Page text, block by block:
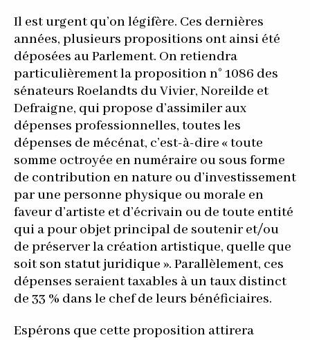
Il est urgent qu’on légifère. Ces dernières
années, plusieurs propositions ont ainsi été
déposées au Parlement. On retiendra
particulièrement la proposition n° 1086 des
sénateurs Roelandts du Vivier, Noreilde et
Defraigne, qui propose d’assimiler aux
dépenses professionnelles, toutes les
dépenses de mécénat, c’est-à-dire « toute
somme octroyée en numéraire ou sous forme
de contribution en nature ou d’investissement
par une personne physique ou morale en
faveur d’artiste et d’écrivain ou de toute entité
qui a pour objet principal de soutenir et/ou
de préserver la création artistique, quelle que
soit son statut juridique ». Parallèlement, ces
dépenses seraient taxables à un taux distinct
de 33 % dans le chef de leurs bénéficiaires.
Espérons que cette proposition attirera